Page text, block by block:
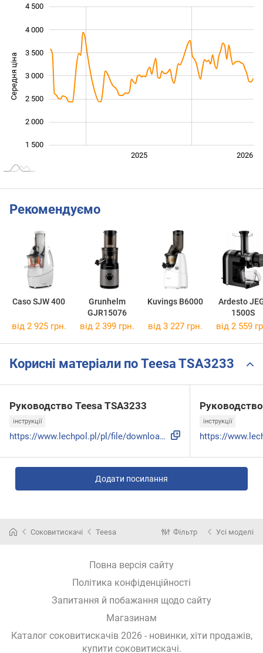
Середня ціна 1 500
1 500
2 000
2 500
3 000
3 500
4 000
4 500
2025 2026
Рекомендуємо
Caso SJW 400
Grunhelm
GJR15076
Kuvings B6000
Ardesto
1500S
від 2 925 грн. від 2 399 грн. від 3 227 грн. від 2 559
Корисні матеріали по Teesa TSA3233
Руководство Teesa TSA3233
інструкції
https://www.lechpol.pl/pl/file/download/16467
інструкції
Додати посилання
Соковитискачі Teesa Фільтр Усі моделі
Повна версія сайту
Політика конфіденційності
Запитання й побажання щодо сайту
Магазинам
Каталог соковитискачів 2026 - новинки, хіти продажів,
купити соковитискачі.